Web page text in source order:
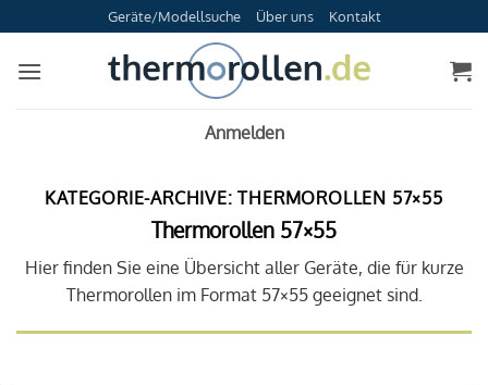
Inhalt
springen
Geräte/Modellsuche Über uns Kontakt
Anmelden
KATEGORIE-ARCHIVE:THERMOROLLEN 57×55
Thermorollen 57×55
Hier finden Sie eine Übersicht aller Geräte, die für kurze
Thermorollen im Format 57×55 geeignet sind.